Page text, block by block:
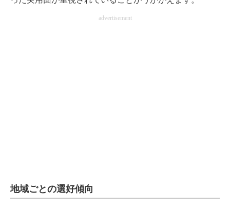
advertisement
地域ごとの選好傾向